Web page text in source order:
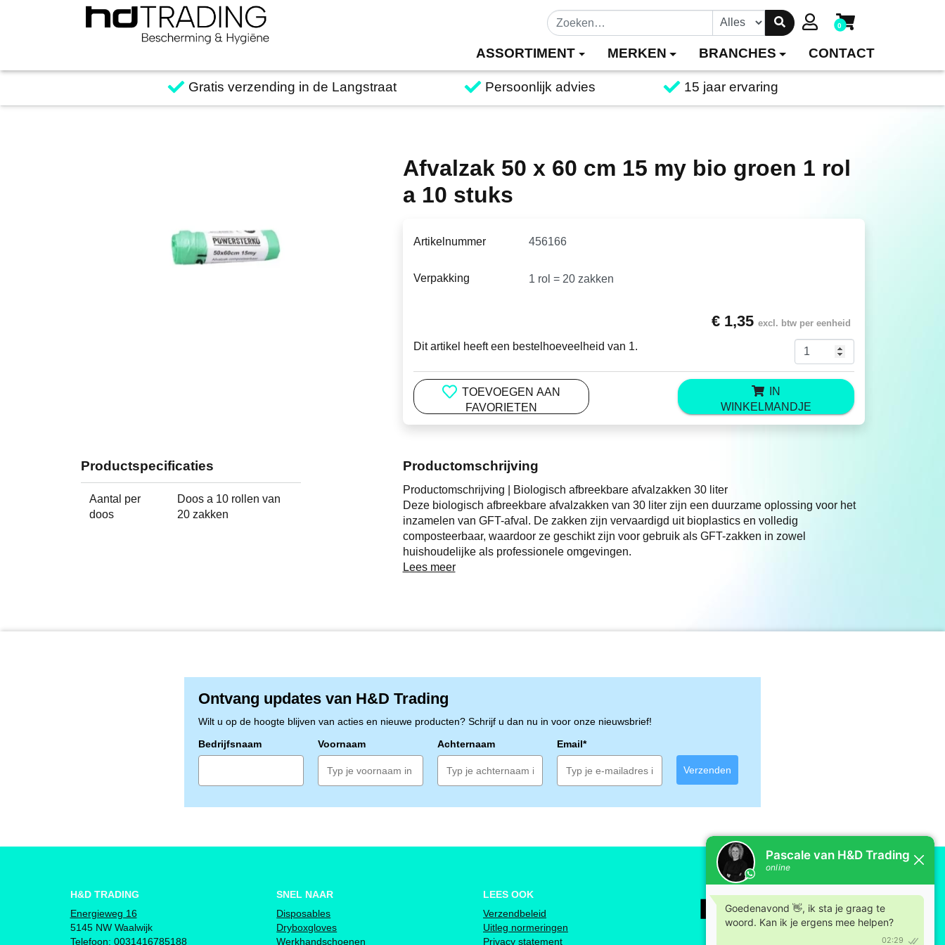
0
ASSORTIMENT MERKEN BRANCHES CONTACT
Gratis verzending in de Langstraat Persoonlijk advies 15 jaar ervaring
Afvalzak 50 x 60 cm 15 my bio groen 1 rol
a 10 stuks
Artikelnummer
Verpakking
€ 1,35 excl. btw per eenheid
Dit artikel heeft een bestelhoeveelheid van 1.
TOEVOEGEN AAN
FAVORIETEN
WINKELMANDJE
Productomschrijving
Productomschrijving | Biologisch afbreekbare afvalzakken 30 liter
Deze biologisch afbreekbare afvalzakken van 30 liter zijn een duurzame oplossing voor het
inzamelen van GFT-afval. De zakken zijn vervaardigd uit bioplastics en volledig
composteerbaar, waardoor ze geschikt zijn voor gebruik als GFT-zakken in zowel
huishoudelijke als professionele omgevingen.
De biozakken hebben een afmeting van 50 x 60 cm en een dikte van T20. Dankzij deze
Biologisch afbreekbare GFT-zakken
natuurlijke materialen die onder de juiste omstandigheden volledig worden afgebroken
tijdens een composteerproces. Hierdoor verminderen ze de impact op het milieu zonder in te
leveren op gebruiksgemak.
Houdbaarheid
bij correcte opslag.
Lees meer
Productspecificaties
Aantal per
doos
Doos a 10 rollen van
20 zakken
Ontvang updates van H&D Trading
Wilt u op de hoogte blijven van acties en nieuwe producten? Schrijf u dan nu in voor onze nieuwsbrief!
Bedrijfsnaam
Voornaam Achternaam Email*
Verzenden
H&D TRADING
Energieweg 16
5145 NW Waalwijk
Telefoon: 0031416785188
SNEL NAAR
Disposables
Dryboxgloves
Werkhandschoenen
LEES OOK
Verzendbeleid
Uitleg normeringen
Privacy statement